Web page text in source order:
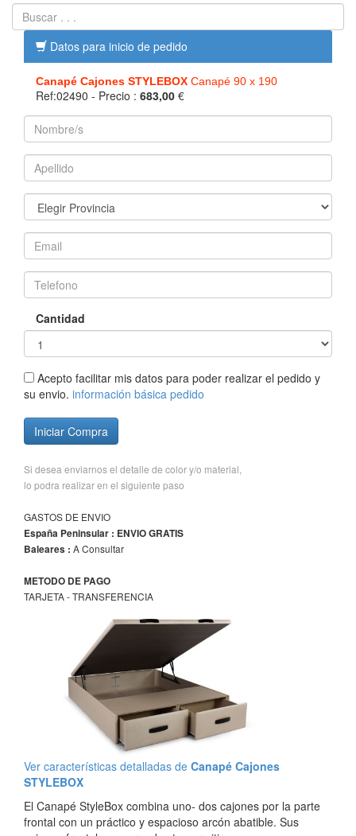
Datos para inicio de pedido
Canapé Cajones STYLEBOX Canapé 90 x 190
Ref:02490 - Precio : 683,00 €
Cantidad
Acepto facilitar mis datos para poder realizar el pedido y
su envio. información básica pedido
Iniciar Compra
Si desea enviarnos el detalle de color y/o material,
lo podra realizar en el siguiente paso
GASTOS DE ENVIO
España Peninsular : ENVIO GRATIS
Baleares : A Consultar
METODO DE PAGO
TARJETA - TRANSFERENCIA
Ver características detalladas de Canapé Cajones
STYLEBOX
El Canapé StyleBox combina uno- dos cajones por la parte
frontal con un práctico y espacioso arcón abatible. Sus